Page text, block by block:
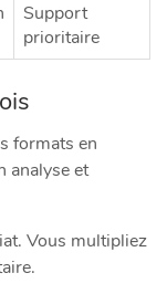
Support
prioritaire
formats en
analyse et
Vous multipliez